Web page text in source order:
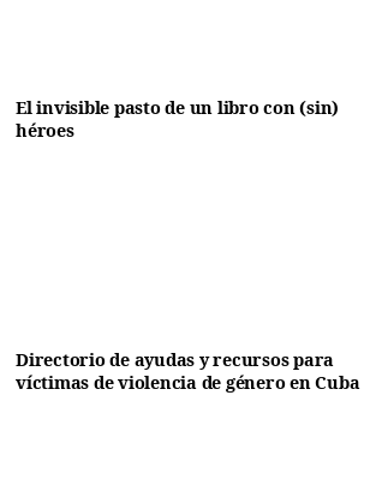
El invisible pasto de un libro con (sin)
héroes
Directorio de ayudas y recursos para
víctimas de violencia de género en Cuba